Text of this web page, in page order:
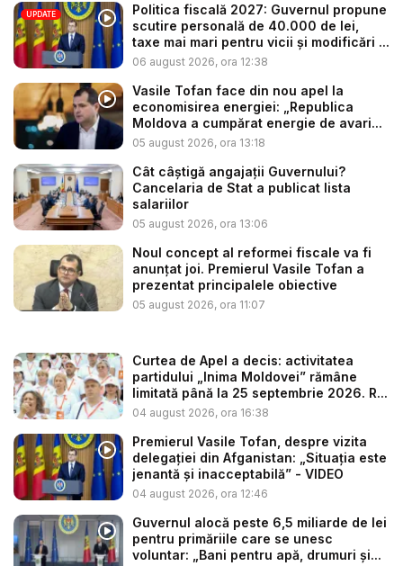
UPDATE
Politica fiscală 2027: Guvernul propune
scutire personală de 40.000 de lei,
taxe mai mari pentru vicii și modificări ...
06 august 2026, ora 12:38
Vasile Tofan face din nou apel la
economisirea energiei: „Republica
Moldova a cumpărat energie de avari...
05 august 2026, ora 13:18
Cât câștigă angajații Guvernului?
Cancelaria de Stat a publicat lista
salariilor
05 august 2026, ora 13:06
Noul concept al reformei fiscale va fi
anunțat joi. Premierul Vasile Tofan a
prezentat principalele obiective
05 august 2026, ora 11:07
Curtea de Apel a decis: activitatea
partidului „Inima Moldovei” rămâne
limitată până la 25 septembrie 2026. R...
04 august 2026, ora 16:38
Premierul Vasile Tofan, despre vizita
delegației din Afganistan: „Situația este
jenantă și inacceptabilă” - VIDEO
04 august 2026, ora 12:46
Guvernul alocă peste 6,5 miliarde de lei
pentru primăriile care se unesc
voluntar: „Bani pentru apă, drumuri și...